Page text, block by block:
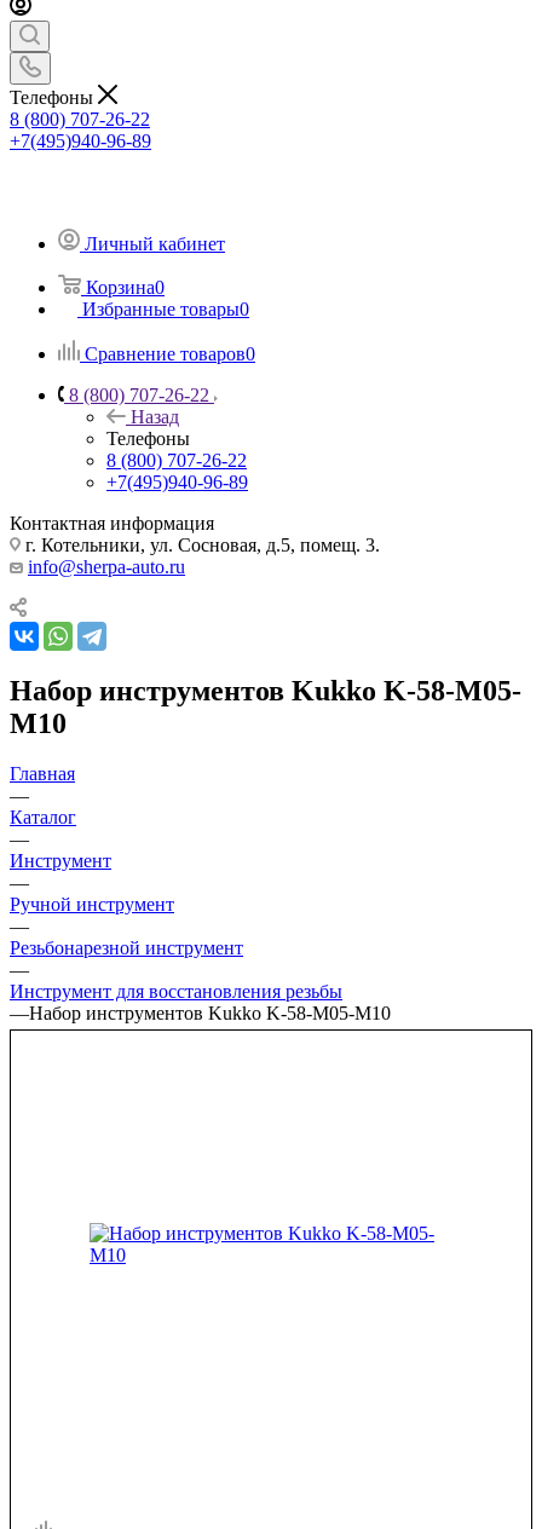
Телефоны
8 (800) 707-26-22
+7(495)940-96-89
Личный кабинет
Корзина0
Избранные товары0
Сравнение товаров0
8 (800) 707-26-22
Назад
Телефоны
8 (800) 707-26-22
+7(495)940-96-89
Контактная информация
г. Котельники, ул. Сосновая, д.5, помещ. 3.
info@sherpa-auto.ru
Набор инструментов Kukko K-58-M05-
M10
Главная
—
Каталог
—
Инструмент
—
Ручной инструмент
—
Резьбонарезной инструмент
—
Инструмент для восстановления резьбы
—Набор инструментов Kukko K-58-M05-M10